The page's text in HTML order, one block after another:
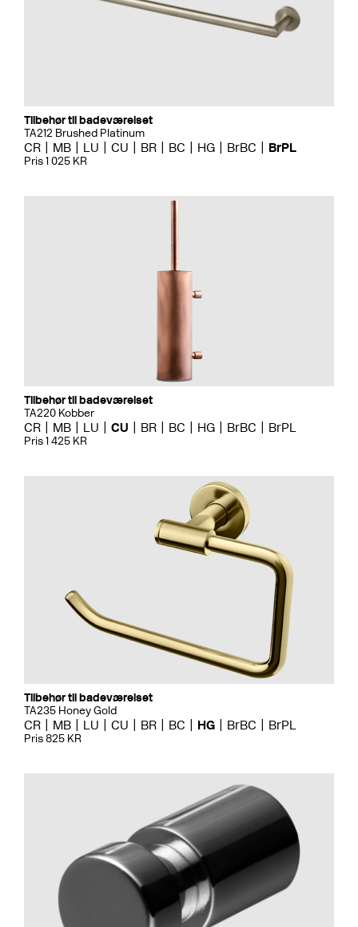
Tilbehør til badeværelset
TA212 Brushed Platinum
CR MB LU CU BR BC HG BrBC BrPL
Pris 1 025 KR
Tilbehør til badeværelset
TA220 Kobber
CR MB LU CU BR BC HG BrBC BrPL
Pris 1 425 KR
Tilbehør til badeværelset
TA235 Honey Gold
CR MB LU CU BR BC HG BrBC BrPL
Pris 825 KR